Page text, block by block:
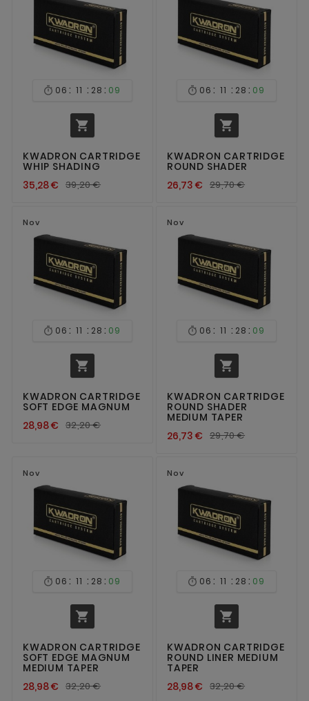
 06 : 11 : 28 : 08

KWADRON CARTRIDGE
WHIP SHADING
35,28 € 39,20 €
 06 : 11 : 28 : 08

KWADRON CARTRIDGE
ROUND SHADER
26,73 € 29,70 €
Nov
 06 : 11 : 28 : 08

KWADRON CARTRIDGE
SOFT EDGE MAGNUM
28,98 € 32,20 €
Nov
 06 : 11 : 28 : 08

KWADRON CARTRIDGE
ROUND SHADER
MEDIUM TAPER
26,73 € 29,70 €
Nov
 06 : 11 : 28 : 08

KWADRON CARTRIDGE
SOFT EDGE MAGNUM
MEDIUM TAPER
28,98 € 32,20 €
Nov
 06 : 11 : 28 : 08

KWADRON CARTRIDGE
ROUND LINER MEDIUM
TAPER
28,98 € 32,20 €